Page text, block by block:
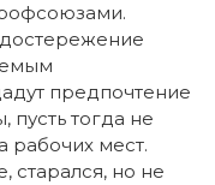
предпочтение
тогда не
рабочих мест.
старался, но не